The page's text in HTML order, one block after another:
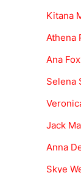
Kitana
Athena
Ana
Selena
Jack
Anna
Skye